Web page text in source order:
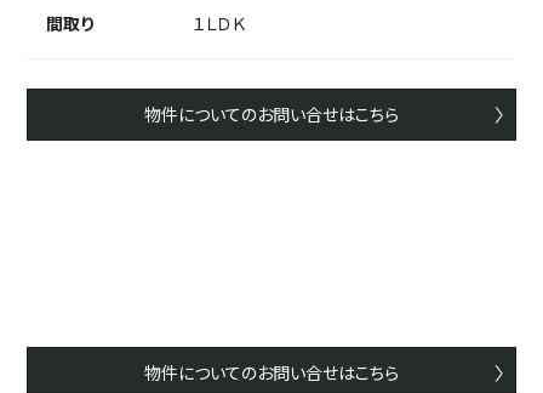
間取り １ＬＤＫ
物件についてのお問い合せはこちら
物件についてのお問い合せはこちら